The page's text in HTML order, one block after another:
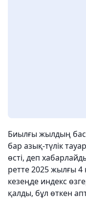
Биылғы жылдың
бар азық-түлік
өсті, деп
ретте 2025 жылғы 4
кезеңде индекс
қалды, бұл өткен